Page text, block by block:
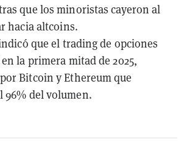
que los minoristas cayeron al
hacia altcoins.
que el trading de opciones
la primera mitad de 2025,
Bitcoin y Ethereum que
96% del volumen.